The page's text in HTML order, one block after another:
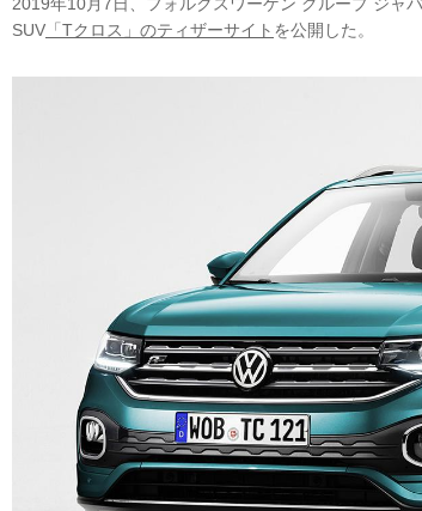
SUV 「Tクロス」のティザーサイト を公開した。